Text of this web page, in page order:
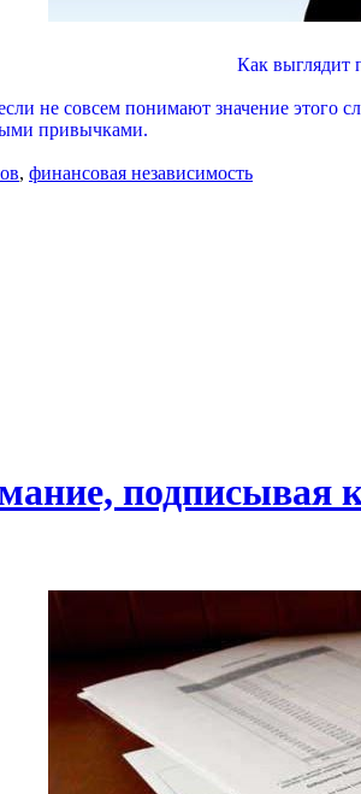
Как выглядит
не совсем понимают значение этого
привычками.
, финансовая независимость
подписывая